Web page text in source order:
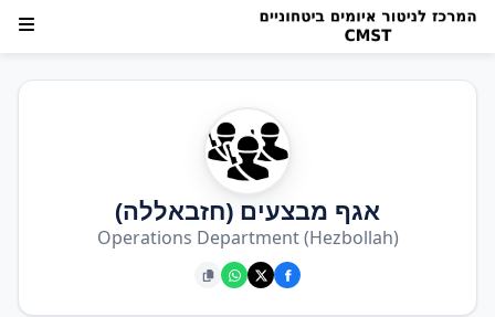
אגף מבצעים (חזבאללה)
Operations Department (Hezbollah)